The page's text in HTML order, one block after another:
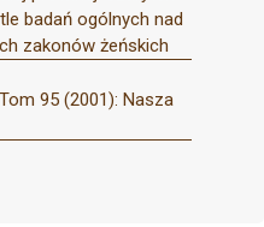
badań ogólnych nad
zakonów żeńskich
95 (2001): Nasza